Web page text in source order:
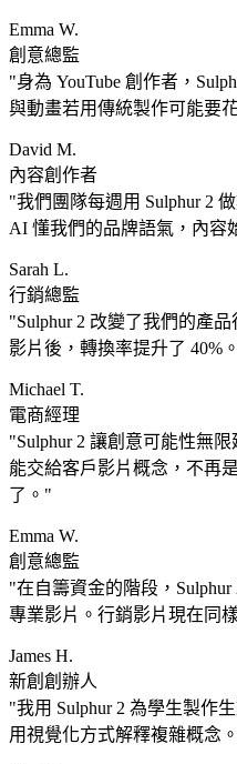
Emma W.
創意總監
身為 YouTube 創作者，
與動畫若用傳統製作可能要
David M.
內容創作者
我們團隊每週用 Sulphur 2
AI 懂我們的品牌語氣，內容
Sarah L.
行銷總監
Sulphur 2 改變了我們的產
影片後，轉換率提升了 40%
Michael T.
電商經理
Sulphur 2 讓創意可能性無
能交給客戶影片概念，不再
了。
Emma W.
創意總監
在自籌資金的階段，
專業影片。行銷影片現在同
James H.
新創創辦人
我用 Sulphur 2 為學生製作
用視覺化方式解釋複雜概念。